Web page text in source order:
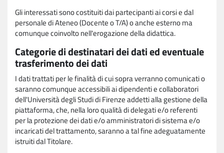
Gli interessati sono costituiti dai partecipanti ai corsi e dal
personale di Ateneo (Docente o T/A) o anche esterno ma
comunque coinvolto nell'erogazione della didattica.
Categorie di destinatari dei dati ed eventuale
trasferimento dei dati
I dati trattati per le finalità di cui sopra verranno comunicati o
saranno comunque accessibili ai dipendenti e collaboratori
dell'Università degli Studi di Firenze addetti alla gestione della
piattaforma, che, nella loro qualità di delegati e/o referenti
per la protezione dei dati e/o amministratori di sistema e/o
incaricati del trattamento, saranno a tal fine adeguatamente
istruiti dal Titolare.